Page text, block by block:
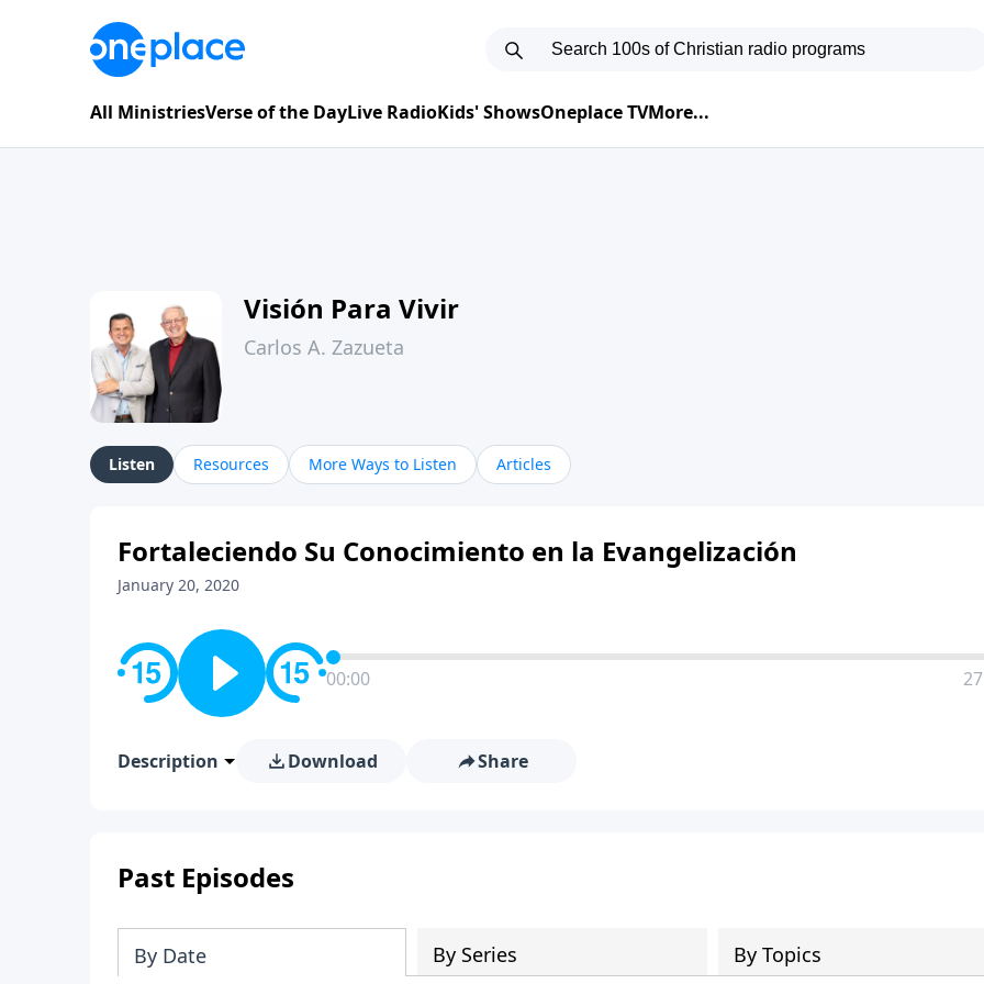
All MinistriesVerse of the DayLive RadioKids' ShowsOneplace TVMore...
Visión Para Vivir
Carlos A. Zazueta
Listen Resources More Ways to Listen Articles
Fortaleciendo Su Conocimiento en la Evangelización
January 20, 2020
00:00
Description Download Share
Past Episodes
By Date By Series By Topics